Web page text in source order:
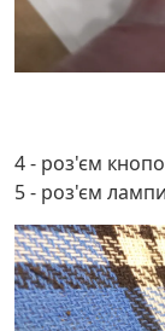
4 - роз'єм
5 - роз'єм лампи